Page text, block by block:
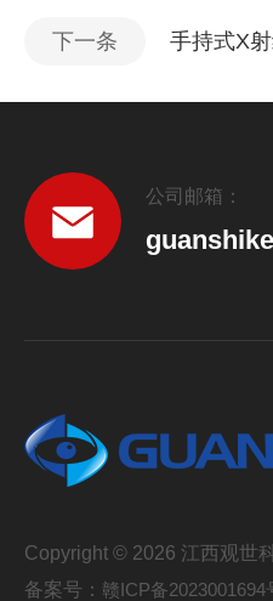
下一条 手持式X
公司邮箱：
Copyright © 2026 江西观世
备案号： 赣ICP备2023001694